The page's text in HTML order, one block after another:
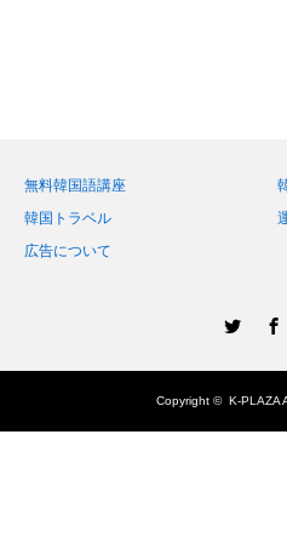
無料韓国語講座
韓国トラベル
広告について
Copyright ©K-PLAZA